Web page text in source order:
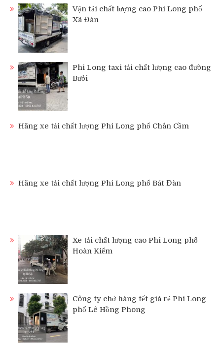
Vận tải chất lượng cao Phi Long phố
Xã Đàn
Phi Long taxi tải chất lượng cao đường
Bưởi
Hãng xe tải chất lượng Phi Long phố Chân Cầm
Hãng xe tải chất lượng Phi Long phố Bát Đàn
Xe tải chất lượng cao Phi Long phố
Hoàn Kiếm
Công ty chở hàng tết giá rẻ Phi Long
phố Lê Hồng Phong